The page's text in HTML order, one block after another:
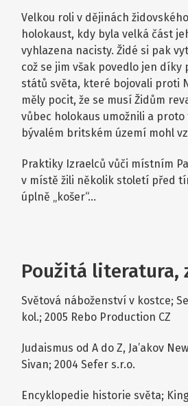
Velkou roli v dějinách
holokaust, kdy byla velká část
vyhlazena nacisty. Židé si pak
což se jim však povedlo jen díky
států světa, které bojovali proti
měly pocit, že se musí Židům
vůbec holokaus umožnili a
bývalém britském území mohl
Praktiky Izraelců vůči místním
v místě žili několik století před
úplně „košer“…
Použitá literatura,
Světová náboženství v kostce;
kol.; 2005 Rebo Production CZ
Judaismus od A do Z, Ja’akov
Sivan; 2004 Sefer s.r.o.
Encyklopedie historie světa;